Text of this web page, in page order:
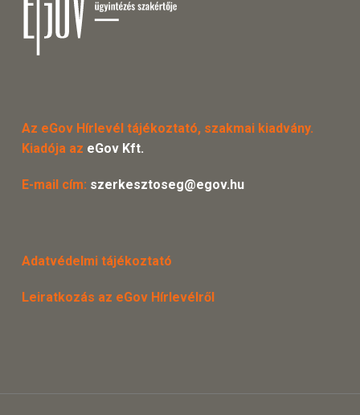
Az eGov Hírlevél tájékoztató, szakmai kiadvány.
Kiadója az eGov Kft.
E-mail cím: szerkesztoseg@egov.hu
Adatvédelmi tájékoztató
Leiratkozás az eGov Hírlevélről